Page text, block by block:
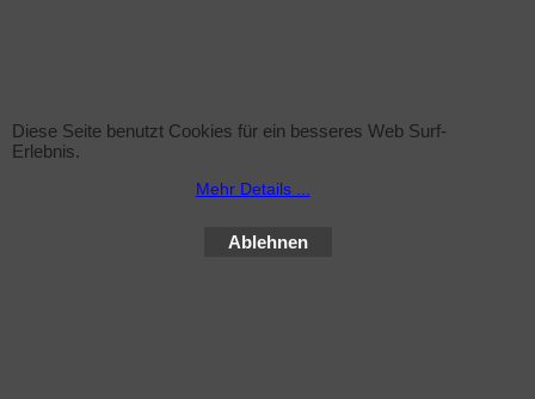
Sprühflasche inkl. Sprühkopf , 1Liter ohne Inhalt
Diese Seite benutzt Cookies für ein besseres Web Surf-
Erlebnis.
Mehr Details ...
Ablehnen